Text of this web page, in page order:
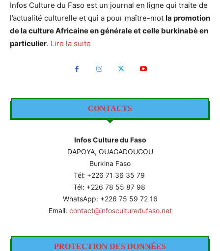
Infos Culture du Faso est un journal en ligne qui traite de
l’actualité culturelle et qui a pour maître-mot la promotion
de la culture Africaine en générale et celle burkinabè en
particulier. Lire la suite
CONTACTS
Infos Culture du Faso
DAPOYA, OUAGADOUGOU
Burkina Faso
Tél: +226 71 36 35 79
Tél: +226 78 55 87 98
WhatsApp: +226 75 59 72 16
Email: contact@infosculturedufaso.net
PROTECTION DES DONNÉES